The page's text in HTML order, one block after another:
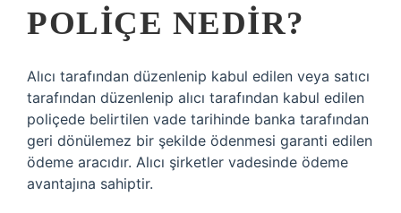
POLIÇE NEDIR?
Alıcı tarafından düzenlenip kabul edilen veya satıcı
tarafından düzenlenip alıcı tarafından kabul edilen
poliçede belirtilen vade tarihinde banka tarafından
geri dönülemez bir şekilde ödenmesi garanti edilen
ödeme aracıdır. Alıcı şirketler vadesinde ödeme
avantajına sahiptir.